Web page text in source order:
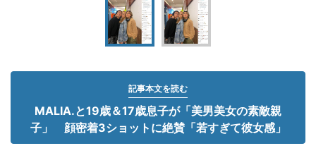
記事本文を読む
MALIA.と19歳＆17歳息子が「美男美女の素敵親
子」 顔密着3ショットに絶賛「若すぎて彼女感」